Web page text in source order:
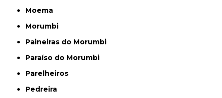
Moema
Morumbi
Paineiras do Morumbi
Paraíso do Morumbi
Parelheiros
Pedreira